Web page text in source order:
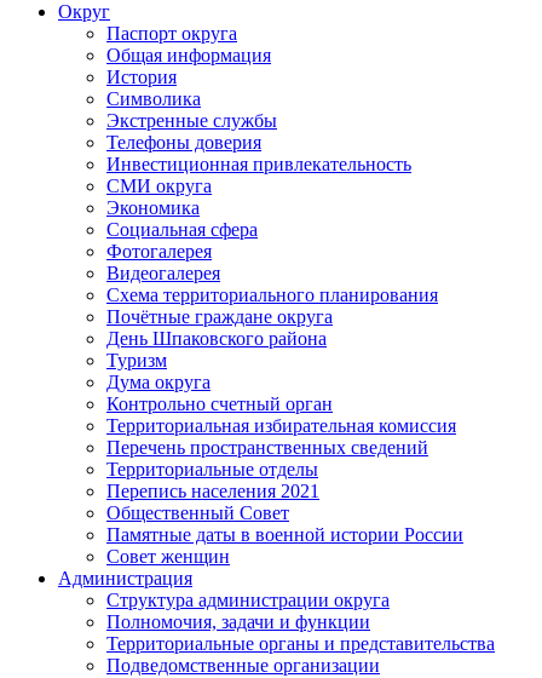
Округ
Паспорт округа
Общая информация
История
Символика
Экстренные службы
Телефоны доверия
Инвестиционная привлекательность
СМИ округа
Экономика
Социальная сфера
Фотогалерея
Видеогалерея
Схема территориального планирования
Почётные граждане округа
День Шпаковского района
Туризм
Дума округа
Контрольно счетный орган
Территориальная избирательная комиссия
Перечень пространственных сведений
Территориальные отделы
Перепись населения 2021
Общественный Совет
Памятные даты в военной истории России
Совет женщин
Администрация
Структура администрации округа
Полномочия, задачи и функции
Территориальные органы и представительства
Подведомственные организации